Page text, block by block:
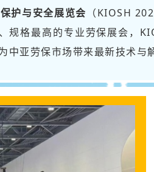
护与安全展览会 （KIOSH
规格最高的专业劳保展会，
中亚劳保市场带来最新技术与